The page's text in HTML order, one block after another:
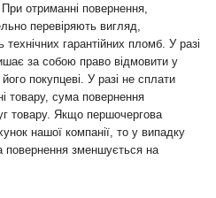
отриманні повернення,
перевіряють вигляд,
гарантійних пломб. У разі
за собою право відмовити у
покупцеві. У разі не сплати
товару, сума повернення
товару. Якщо першочергова
нашої компанії, то у випадку
повернення зменшується на